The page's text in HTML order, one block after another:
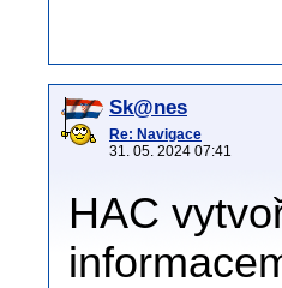
Sk@nes
Re: Navigace
31. 05. 2024 07:41
HAC